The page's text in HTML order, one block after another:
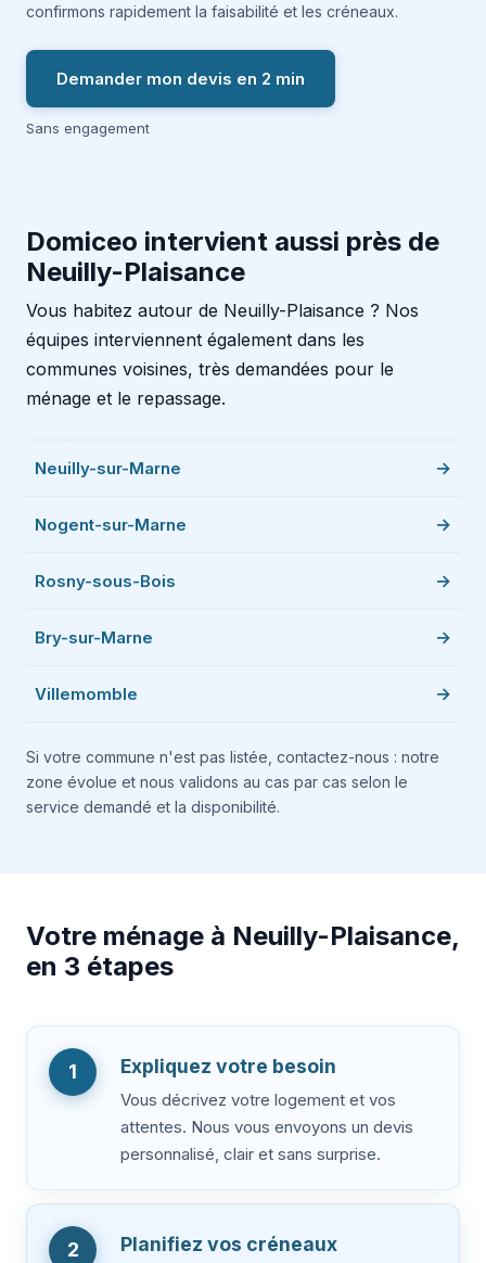
confirmons rapidement la faisabilité et les créneaux.
Demander mon devis en 2 min
Sans engagement
Domiceo intervient aussi près de
Neuilly-Plaisance
Vous habitez autour de Neuilly-Plaisance ? Nos
équipes interviennent également dans les
communes voisines, très demandées pour le
ménage et le repassage.
Neuilly-sur-Marne
Nogent-sur-Marne
Rosny-sous-Bois
Bry-sur-Marne
Villemomble
Si votre commune n'est pas listée, contactez-nous : notre
zone évolue et nous validons au cas par cas selon le
service demandé et la disponibilité.
Votre ménage à Neuilly-Plaisance,
en 3 étapes
1 Expliquez votre besoin
Vous décrivez votre logement et vos
attentes. Nous vous envoyons un devis
personnalisé, clair et sans surprise.
2 Planifiez vos créneaux